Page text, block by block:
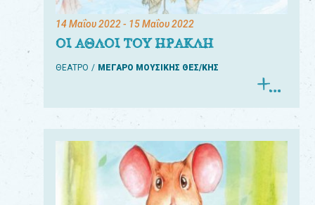
14 Μαΐου 2022- 15 Μαΐου 2022
ΟΙ ΑΘΛΟΙ ΤΟΥ ΗΡΑΚΛΗ
ΘΕΑΤΡΟ ΜΕΓΑΡΟ ΜΟΥΣΙΚΗΣ ΘΕΣ/ΚΗΣ